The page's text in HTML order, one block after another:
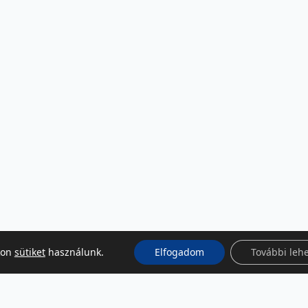
sütikethasználunk. Elfogadom További